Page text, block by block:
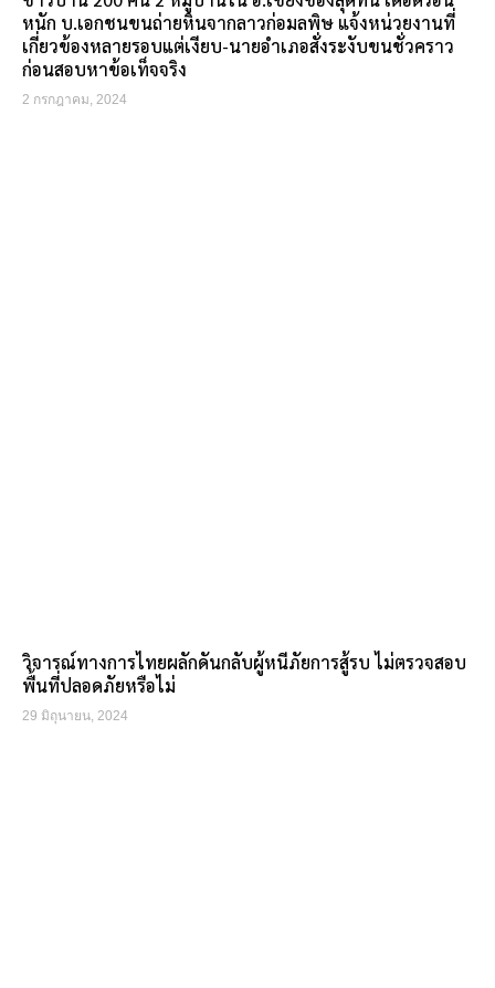
หนัก บ.เอกชนขนถ่ายหินจากลาวก่อมลพิษ แจ้งหน่วยงานที่
เกี่ยวข้องหลายรอบแต่เงียบ-นายอำเภอสั่งระงับขนชั่วคราว
ก่อนสอบหาข้อเท็จจริง
2 กรกฎาคม, 2024
วิจารณ์ทางการไทยผลักดันกลับผู้หนีภัยการสู้รบ ไม่ตรวจสอบ
พื้นที่ปลอดภัยหรือไม่
29 มิถุนายน, 2024